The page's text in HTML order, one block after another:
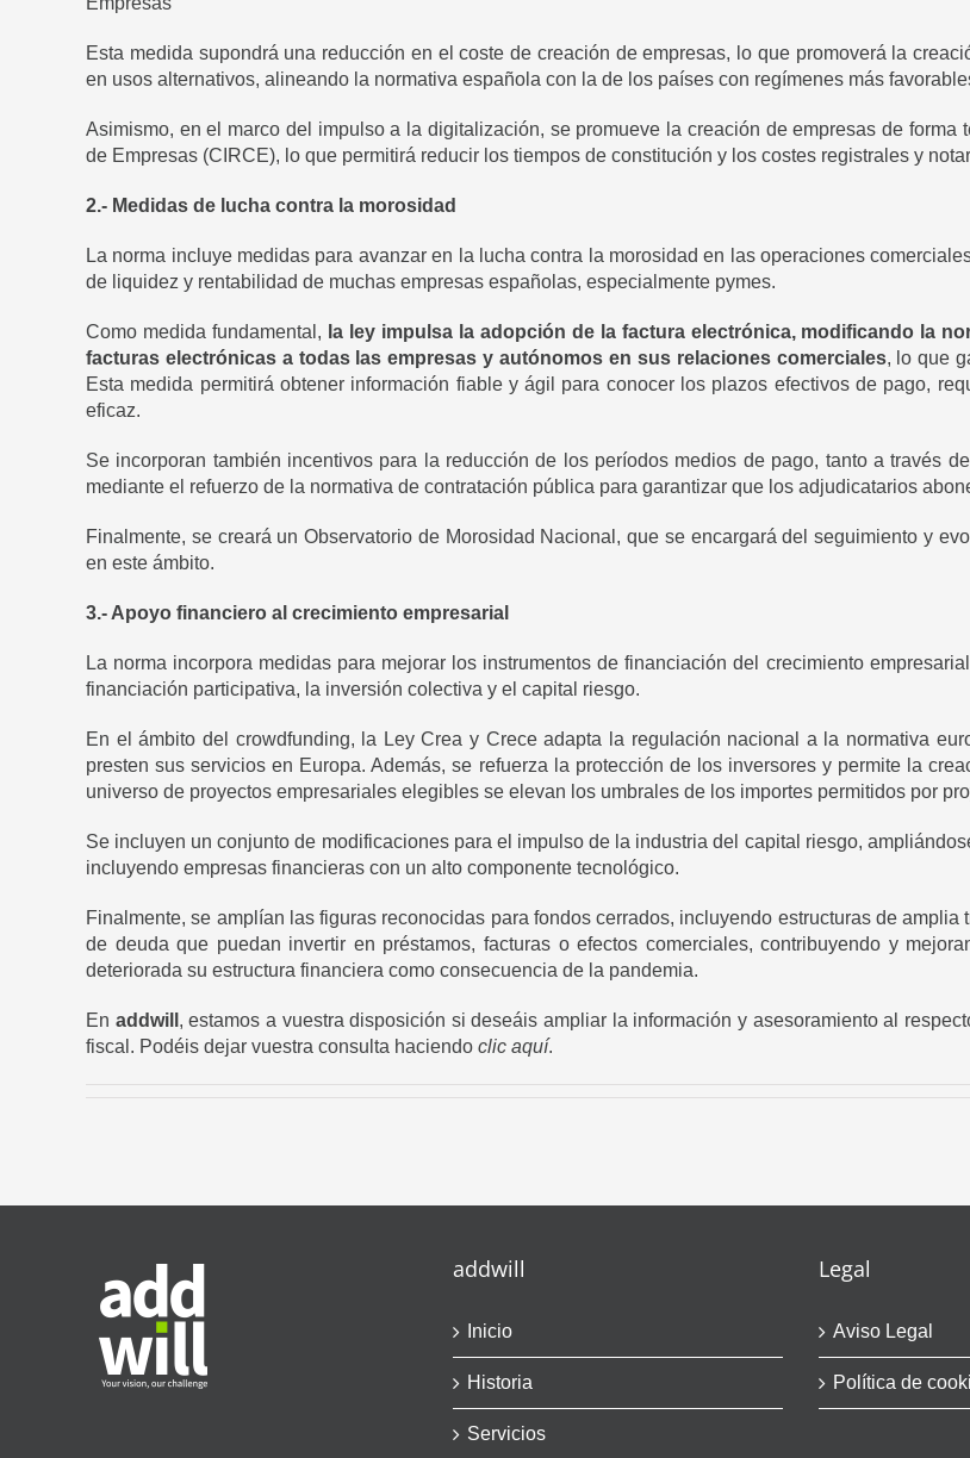
Esta medida supondrá una reducción en el coste de creación de empresas, lo que promoverá la
en usos alternativos, alineando la normativa española con la de los países con regímenes más
Asimismo, en el marco del impulso a la digitalización, se promueve la creación de empresas de
de Empresas (CIRCE), lo que permitirá reducir los tiempos de constitución y los costes registrales y
2.- Medidas de lucha contra la morosidad
La norma incluye medidas para avanzar en la lucha contra la morosidad en las operaciones
de liquidez y rentabilidad de muchas empresas españolas, especialmente pymes.
Como medida fundamental, la ley impulsa la adopción de la factura electrónica, modificando la
facturas electrónicas a todas las empresas y autónomos en sus relaciones comerciales, lo que
Esta medida permitirá obtener información fiable y ágil para conocer los plazos efectivos de pago,
eficaz.
Se incorporan también incentivos para la reducción de los períodos medios de pago, tanto a través
mediante el refuerzo de la normativa de contratación pública para garantizar que los adjudicatarios
Finalmente, se creará un Observatorio de Morosidad Nacional, que se encargará del seguimiento y
en este ámbito.
3.- Apoyo financiero al crecimiento empresarial
La norma incorpora medidas para mejorar los instrumentos de financiación del crecimiento
financiación participativa, la inversión colectiva y el capital riesgo.
En el ámbito del crowdfunding, la Ley Crea y Crece adapta la regulación nacional a la normativa
presten sus servicios en Europa. Además, se refuerza la protección de los inversores y permite la
universo de proyectos empresariales elegibles se elevan los umbrales de los importes permitidos por
Se incluyen un conjunto de modificaciones para el impulso de la industria del capital riesgo,
incluyendo empresas financieras con un alto componente tecnológico.
Finalmente, se amplían las figuras reconocidas para fondos cerrados, incluyendo estructuras de
de deuda que puedan invertir en préstamos, facturas o efectos comerciales, contribuyendo y
deteriorada su estructura financiera como consecuencia de la pandemia.
En addwill , estamos a vuestra disposición si deseáis ampliar la información y asesoramiento al
fiscal. Podéis dejar vuestra consulta haciendo clic aquí.
addwill
Inicio
Historia
Servicios
Legal
Aviso Legal
Política de